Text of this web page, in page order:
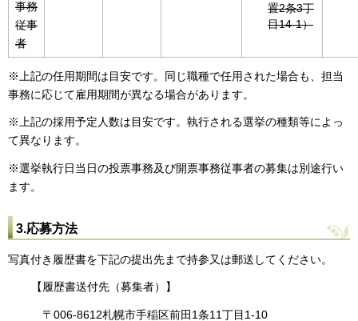
事務
従事
者
置2条3丁
目14-1）
※上記の任用期間は目安です。同じ職種で任用された場合も、担当
事務に応じて雇用期間が異なる場合があります。
※上記の採用予定人数は目安です。執行される選挙の種類等によっ
て異なります。
※選挙執行日当日の投票事務及び開票事務従事者の募集は別途行い
ます。
3.応募方法
写真付き履歴書を下記の提出先まで持参又は郵送してください。
【履歴書送付先（募集者）】
〒006-8612札幌市手稲区前田1条11丁目1-10